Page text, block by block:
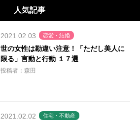
人気記事
2021.02.03 恋愛・結婚
世の女性は勘違い注意！「ただし美人に
限る」言動と行動 １７選
投稿者：森田
2021.02.02 住宅・不動産